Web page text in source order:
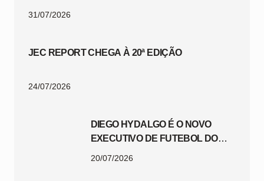
31/07/2026
JEC REPORT CHEGA À 20ª EDIÇÃO
24/07/2026
DIEGO HYDALGO É O NOVO
EXECUTIVO DE FUTEBOL DO
20/07/2026